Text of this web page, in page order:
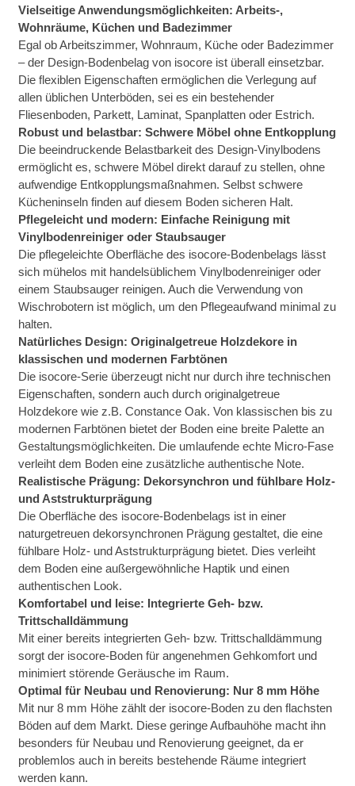
Vielseitige Anwendungsmöglichkeiten: Arbeits-,
Wohnräume, Küchen und Badezimmer
Egal ob Arbeitszimmer, Wohnraum, Küche oder Badezimmer
– der Design-Bodenbelag von isocore ist überall einsetzbar.
Die flexiblen Eigenschaften ermöglichen die Verlegung auf
allen üblichen Unterböden, sei es ein bestehender
Fliesenboden, Parkett, Laminat, Spanplatten oder Estrich.
Robust und belastbar: Schwere Möbel ohne Entkopplung
Die beeindruckende Belastbarkeit des Design-Vinylbodens
ermöglicht es, schwere Möbel direkt darauf zu stellen, ohne
aufwendige Entkopplungsmaßnahmen. Selbst schwere
Kücheninseln finden auf diesem Boden sicheren Halt.
Pflegeleicht und modern: Einfache Reinigung mit
Vinylbodenreiniger oder Staubsauger
Die pflegeleichte Oberfläche des isocore-Bodenbelags lässt
sich mühelos mit handelsüblichem Vinylbodenreiniger oder
einem Staubsauger reinigen. Auch die Verwendung von
Wischrobotern ist möglich, um den Pflegeaufwand minimal zu
halten.
Natürliches Design: Originalgetreue Holzdekore in
klassischen und modernen Farbtönen
Die isocore-Serie überzeugt nicht nur durch ihre technischen
Eigenschaften, sondern auch durch originalgetreue
Holzdekore wie z.B. Constance Oak. Von klassischen bis zu
modernen Farbtönen bietet der Boden eine breite Palette an
Gestaltungsmöglichkeiten. Die umlaufende echte Micro-Fase
verleiht dem Boden eine zusätzliche authentische Note.
Realistische Prägung: Dekorsynchron und fühlbare Holz-
und Aststrukturprägung
Die Oberfläche des isocore-Bodenbelags ist in einer
naturgetreuen dekorsynchronen Prägung gestaltet, die eine
fühlbare Holz- und Aststrukturprägung bietet. Dies verleiht
dem Boden eine außergewöhnliche Haptik und einen
authentischen Look.
Komfortabel und leise: Integrierte Geh- bzw.
Trittschalldämmung
Mit einer bereits integrierten Geh- bzw. Trittschalldämmung
sorgt der isocore-Boden für angenehmen Gehkomfort und
minimiert störende Geräusche im Raum.
Optimal für Neubau und Renovierung: Nur 8 mm Höhe
Mit nur 8 mm Höhe zählt der isocore-Boden zu den flachsten
Böden auf dem Markt. Diese geringe Aufbauhöhe macht ihn
besonders für Neubau und Renovierung geeignet, da er
problemlos auch in bereits bestehende Räume integriert
werden kann.